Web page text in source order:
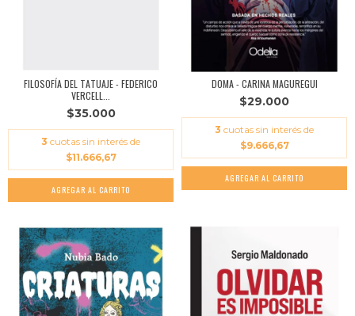
FILOSOFÍA DEL TATUAJE - FEDERICO
VERCELL...
$35.000
3 cuotas sin interés de
$11.666,67
DOMA - CARINA MAGUREGUI
$29.000
3 cuotas sin interés de
$9.666,67